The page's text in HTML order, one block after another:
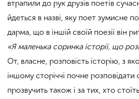
втрапили до рук друзів поетів
йдеться в назві, яку поет зумисне
дарма, що в іншій своїй поезії він
«Я маленька соринка історії, що
От, власне, розповість історію, з
іншому сторіччі почне розповідати
прозвучить також і за тих, хто